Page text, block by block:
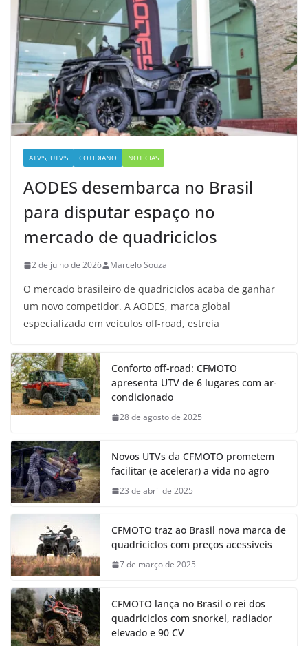
ATV'S, UTV'S COTIDIANO NOTÍCIAS
AODES desembarca no Brasil
para disputar espaço no
mercado de quadriciclos
2 de julho de 2026 Marcelo Souza
O mercado brasileiro de quadriciclos acaba de ganhar
um novo competidor. A AODES, marca global
especializada em veículos off-road, estreia
Conforto off-road: CFMOTO
apresenta UTV de 6 lugares com ar-
condicionado
28 de agosto de 2025
Novos UTVs da CFMOTO prometem
facilitar (e acelerar) a vida no agro
23 de abril de 2025
CFMOTO traz ao Brasil nova marca de
quadriciclos com preços acessíveis
7 de março de 2025
CFMOTO lança no Brasil o rei dos
quadriciclos com snorkel, radiador
elevado e 90 CV